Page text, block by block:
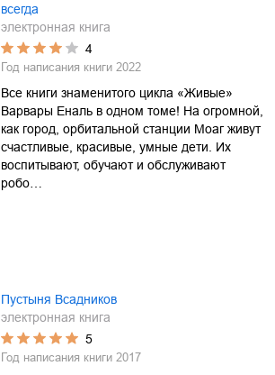
всегда
электронная книга
4
Год написания книги 2022
Все книги знаменитого цикла «Живые»
Варвары Еналь в одном томе! На огромной,
как город, орбитальной станции Моаг живут
счастливые, красивые, умные дети. Их
воспитывают, обучают и обслуживают
робо…
Пустыня Всадников
электронная книга
5
Год написания книги 2017